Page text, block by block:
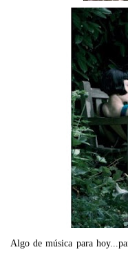
Algo de música para